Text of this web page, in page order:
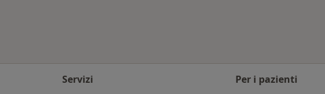
Servizi
Per i pazienti